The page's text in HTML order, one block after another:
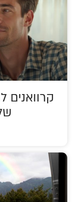
קרוואנים